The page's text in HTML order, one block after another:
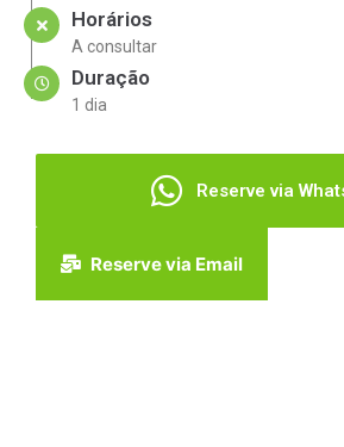
Horários
A consultar
Duração
1 dia
Reserve via
Reserve via Email